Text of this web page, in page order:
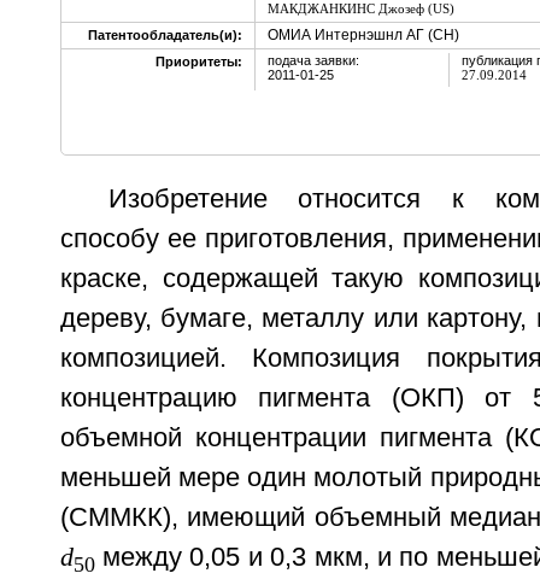
МАКДЖАНКИНС Джозеф (US)
Патентообладатель(и):
ОМИА Интернэшнл АГ (CH)
Приоритеты:
подача заявки:
2011-01-25
публикация
27.09.2014
Изобретение относится к
способу ее приготовления,
краске, содержащей такую
дереву, бумаге, металлу или
композицией. Композиция
концентрацию пигмента (ОКП) от
объемной концентрации пигмента
меньшей мере один молотый
(СММКК), имеющий объемный
d50между 0,05 и 0,3 мкм, и по